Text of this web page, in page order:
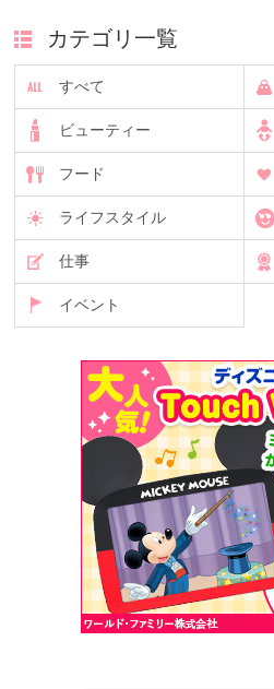
カテゴリ一覧
すべて
ビューティー
フード
ライフスタイル
仕事
イベント